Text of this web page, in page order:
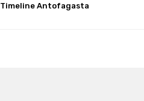
Timeline Antofagasta